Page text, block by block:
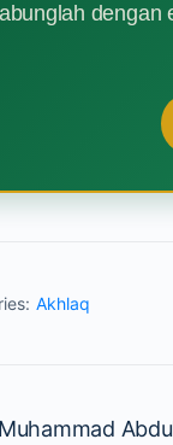
dengan
Akhlaq
Muhammad